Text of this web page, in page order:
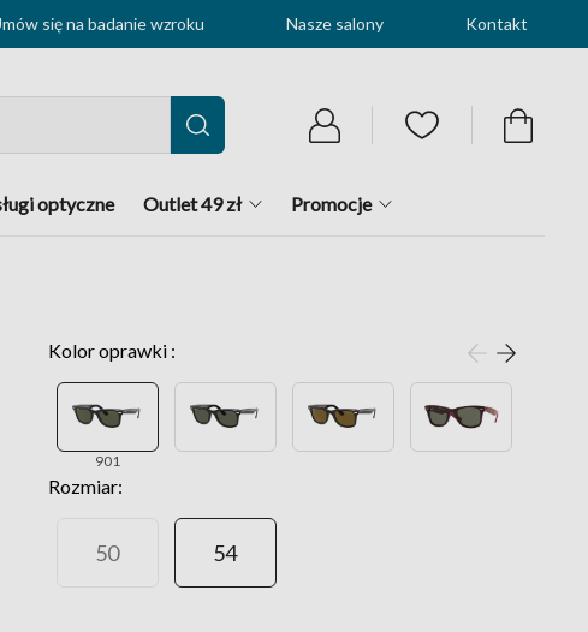
się na badanie wzroku Nasze salony Kontakt
optyczne Outlet 49 zł Promocje
Kolor oprawki :
901
Rozmiar:
50 54